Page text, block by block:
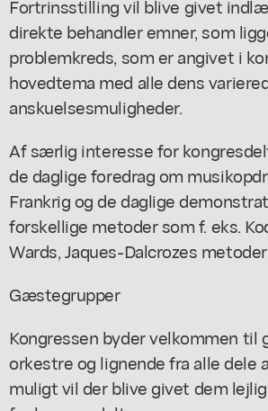
Fortrinsstilling vil blive givet
direkte behandler emner, som
problemkreds, som er angivet i
hovedtema med alle dens
anskuelsesmuligheder.
Af særlig interesse for
de daglige foredrag om
Frankrig og de daglige
forskellige metoder som f. eks.
Wards, Jaques-Dalcrozes
Gæstegrupper
Kongressen byder velkommen til
orkestre og lignende fra alle dele
muligt vil der blive givet dem